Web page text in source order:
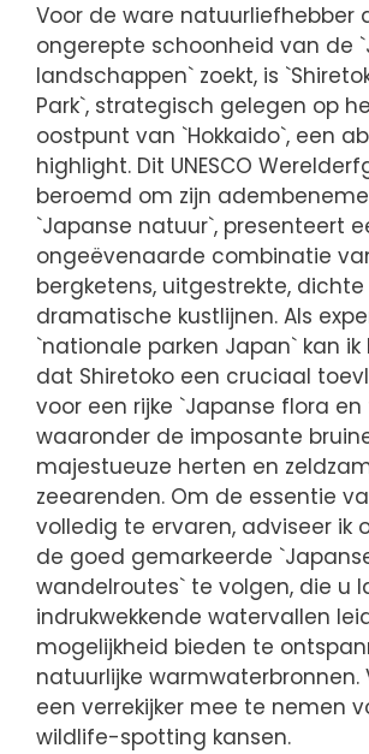
Voor de ware natuurliefhebber
ongerepte schoonheid van de
landschappen` zoekt, is
Park`, strategisch gelegen op
oostpunt van `Hokkaido`, een
highlight. Dit UNESCO
beroemd om zijn
`Japanse natuur`, presenteert
ongeëvenaarde combinatie
bergketens, uitgestrekte,
dramatische kustlijnen. Als
`nationale parken Japan` kan
dat Shiretoko een cruciaal
voor een rijke `Japanse flora en
waaronder de imposante
majestueuze herten en
zeearenden. Om de essentie
volledig te ervaren, adviseer ik
de goed gemarkeerde
wandelroutes` te volgen, die u
indrukwekkende watervallen
mogelijkheid bieden te
natuurlijke warmwaterbronnen.
een verrekijker mee te nemen
wildlife-spotting kansen.